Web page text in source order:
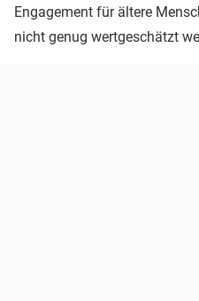
Engagement für ältere
nicht genug wertgeschätzt